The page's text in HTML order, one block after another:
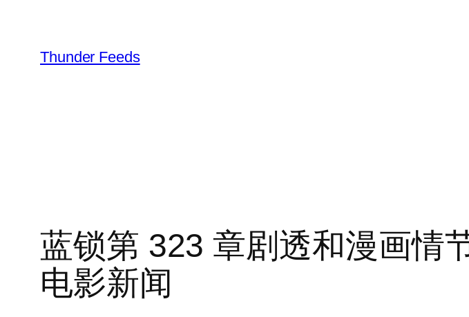
Thunder Feeds
蓝锁第 323 章剧透和漫画情
电影新闻